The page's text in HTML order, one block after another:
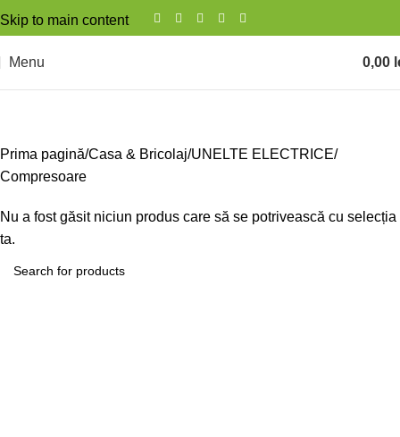
Skip to main content
Menu 0,00
Prima pagină Casa & Bricolaj UNELTE ELECTRICE
Compresoare
Nu a fost găsit niciun produs care să se potrivească cu selecția
ta.